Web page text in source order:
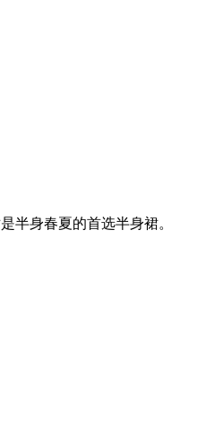
身春夏的首选半身裙。